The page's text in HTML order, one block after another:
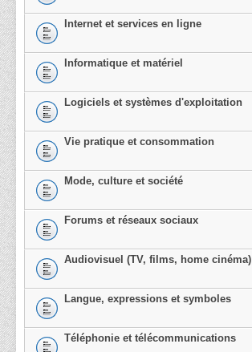
Internet et services en ligne
Informatique et matériel
Logiciels et systèmes d'exploitation
Vie pratique et consommation
Mode, culture et société
Forums et réseaux sociaux
Audiovisuel (TV, films, home cinéma)
Langue, expressions et symboles
Téléphonie et télécommunications